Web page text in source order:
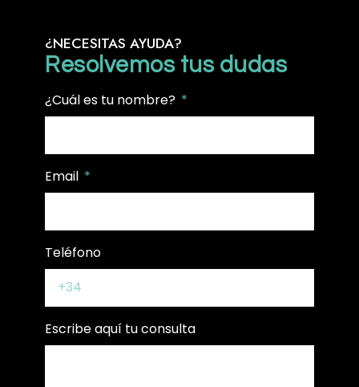
¿NECESITAS AYUDA?
Resolvemos tus dudas
¿Cuál es tu nombre?
Email
Teléfono
Escribe aquí tu consulta